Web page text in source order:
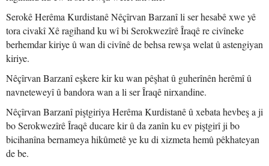
Serokê Herêma Kurdistanê Nêçîrvan Barzanî li ser hesabê xwe yê
tora civakî Xê ragihand ku wî bi Serokwezîrê Îraqê re civîneke
berhemdar kiriye û wan di civînê de behsa rewşa welat û astengiyan
kiriye.
Nêçîrvan Barzanî eşkere kir ku wan pêşhat û guherînên herêmî û
navneteweyî û bandora wan a li ser Îraqê nirxandine.
Nêçîrvan Barzanî piştgiriya Herêma Kurdistanê û xebata hevbeş a ji
bo Serokwezîrê Îraqê ducare kir û da zanîn ku ev piştgirî ji bo
bicihanîna bernameya hikûmetê ye ku di xizmeta hemû pêkhateyan
de be.